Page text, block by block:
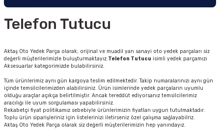
Telefon Tutucu
Aktaş Oto Yedek Parça olarak; orijinal ve muadil yan sanayi oto yedek parçaları siz
değerli müşterilerimizle buluşturmaktayız.Telefon Tutucu isimli yedek parçamızı
Aksesuarlar kategorimizde bulabilirsiniz.
Tüm ürünlerimiz aynı gün kargoya teslim edilmektedir. Takip numaralarınızı aynı gün
içinde temsilcilerimizden alabilirsiniz. Ürün isimlerinde yedek parçaların uyumlu
olduğu araçlar açıkça belirtilmiştir. Ancak tereddüt ediyorsanız temsilcilerimiz
aracılığı ile uyum sorgulaması yapabilirsiniz.
Rekabetçi fiyat politikamız sebebiyle ürünlerimizin fiyatları uygun tutulmaktadır.
Toplu ürün siparişleriniz için listelerinizi iletirseniz özel çalışma sağlayabilriz.
Aktaş Oto Yedek Parça olarak siz değerli müşterilerimizin hep yanındayız.